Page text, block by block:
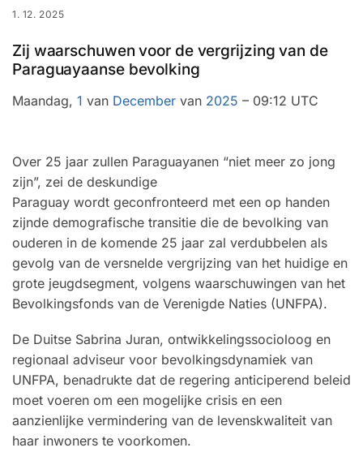
1. 12. 2025
Zij waarschuwen voor de vergrijzing van de
Paraguayaanse bevolking
Maandag, 1 van December van 2025 – 09:12 UTC
Over 25 jaar zullen Paraguayanen “niet meer zo jong
zijn”, zei de deskundige
Paraguay wordt geconfronteerd met een op handen
zijnde demografische transitie die de bevolking van
ouderen in de komende 25 jaar zal verdubbelen als
gevolg van de versnelde vergrijzing van het huidige en
grote jeugdsegment, volgens waarschuwingen van het
Bevolkingsfonds van de Verenigde Naties (UNFPA).
De Duitse Sabrina Juran, ontwikkelingssocioloog en
regionaal adviseur voor bevolkingsdynamiek van
UNFPA, benadrukte dat de regering anticiperend beleid
moet voeren om een ​​mogelijke crisis en een
aanzienlijke vermindering van de levenskwaliteit van
haar inwoners te voorkomen.